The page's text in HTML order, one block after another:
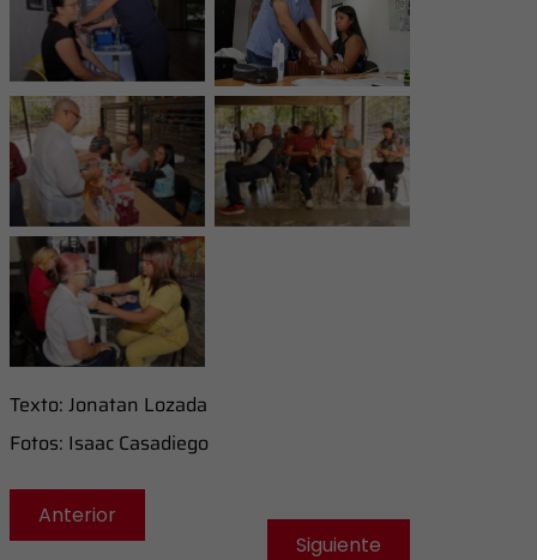
desde tempranas
horas
diversos servicios
médicos
Fueron distribuidos
medicamentos
La jornada
benefició a la
comunidad
universitaria
El primer paso fue
tomar la tensión a
los asistentes
​Texto: Jonatan Lozada
Fotos: Isaac Casadiego
Anterior
Siguiente